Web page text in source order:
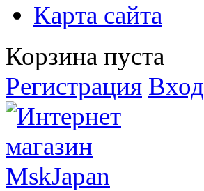
Карта сайта
Корзина пуста
Регистрация Вход